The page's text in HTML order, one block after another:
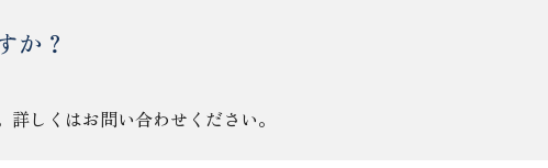
か？
しくはお問い合わせください。